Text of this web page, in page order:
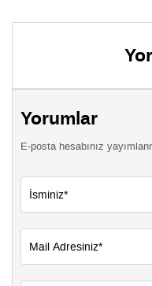
Yorumlar
E-posta hesabınız